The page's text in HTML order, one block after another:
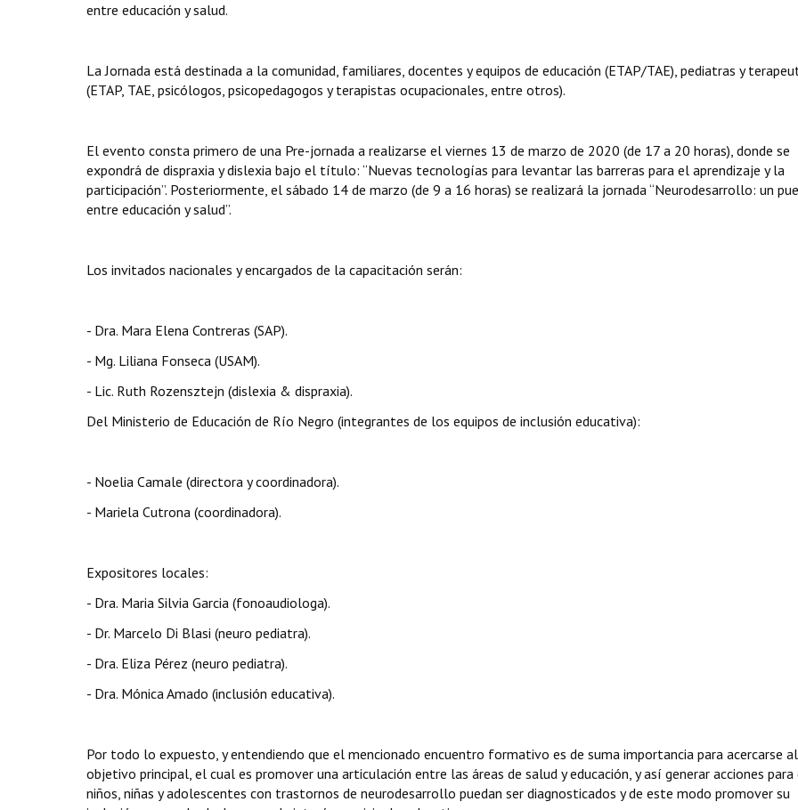
entre educación y salud.
La Jornada está destinada a la comunidad, familiares, docentes y equipos de educación (ETAP/TAE), pediatras y
(ETAP, TAE, psicólogos, psicopedagogos y terapistas ocupacionales, entre otros).
El evento consta primero de una Pre-jornada a realizarse el viernes 13 de marzo de 2020 (de 17 a 20 horas), donde se
expondrá de dispraxia y dislexia bajo el título: “Nuevas tecnologías para levantar las barreras para el aprendizaje y la
participación”. Posteriormente, el sábado 14 de marzo (de 9 a 16 horas) se realizará la jornada “Neurodesarrollo: un
entre educación y salud”.
Los invitados nacionales y encargados de la capacitación serán:
- Dra. Mara Elena Contreras (SAP).
- Mg. Liliana Fonseca (USAM).
- Lic. Ruth Rozensztejn (dislexia & dispraxia).
Del Ministerio de Educación de Río Negro (integrantes de los equipos de inclusión educativa):
- Noelia Camale (directora y coordinadora).
- Mariela Cutrona (coordinadora).
Expositores locales:
- Dra. Maria Silvia Garcia (fonoaudiologa).
- Dr. Marcelo Di Blasi (neuro pediatra).
- Dra. Eliza Pérez (neuro pediatra).
- Dra. Mónica Amado (inclusión educativa).
Por todo lo expuesto, y entendiendo que el mencionado encuentro formativo es de suma importancia para acercarse al
objetivo principal, el cual es promover una articulación entre las áreas de salud y educación, y así generar acciones para
niños, niñas y adolescentes con trastornos de neurodesarrollo puedan ser diagnosticados y de este modo promover su